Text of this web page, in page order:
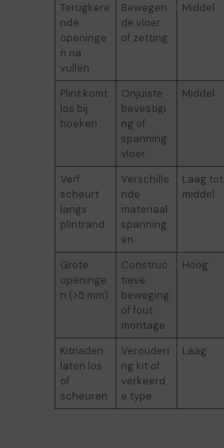
Terugkere
nde
openinge
n na
vullen
Bewegen
de vloer
of zetting
Middel
Plint komt
los bij
hoeken
Onjuiste
bevestigi
ng of
spanning
vloer
Middel
Verf
scheurt
langs
plintrand
Verschille
nde
materiaal
spanning
en
Laag tot
middel
Grote
openinge
n (>5 mm)
Construc
tieve
beweging
of fout
montage
Hoog
Kitnaden
laten los
of
scheuren
Verouderi
ng kit of
verkeerd
e type
Laag